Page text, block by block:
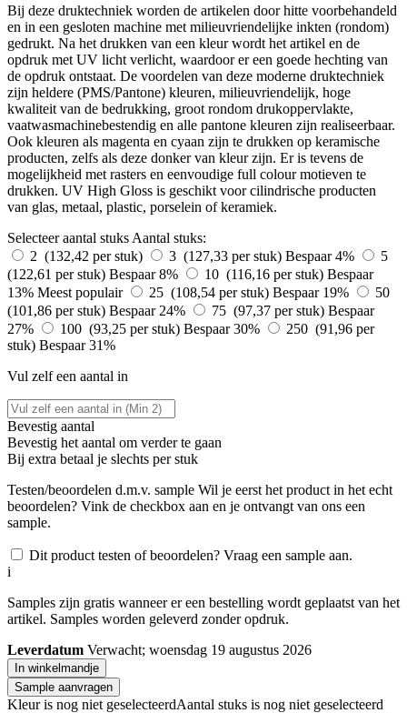
Bij deze druktechniek worden de artikelen door hitte voorbehandeld
en in een gesloten machine met milieuvriendelijke inkten (rondom)
gedrukt. Na het drukken van een kleur wordt het artikel en de
opdruk met UV licht verlicht, waardoor er een goede hechting van
de opdruk ontstaat. De voordelen van deze moderne druktechniek
zijn heldere (PMS/Pantone) kleuren, milieuvriendelijk, hoge
kwaliteit van de bedrukking, groot rondom drukoppervlakte,
vaatwasmachinebestendig en alle pantone kleuren zijn realiseerbaar.
Ook kleuren als magenta en cyaan zijn te drukken op keramische
producten, zelfs als deze donker van kleur zijn. Er is tevens de
mogelijkheid met rasters en eenvoudige full colour motieven te
drukken. UV High Gloss is geschikt voor cilindrische producten
van glas, metaal, plastic, porselein of keramiek.
Selecteer aantal stuks Aantal stuks:
2 (132,42 per stuk)
3 (127,33 per stuk) Bespaar 4%
5
(122,61 per stuk) Bespaar 8% 10 (116,16 per stuk) Bespaar
13% Meest populair 25 (108,54 per stuk) Bespaar 19%
50
(101,86 per stuk) Bespaar 24% 75 (97,37 per stuk) Bespaar
27%
100 (93,25 per stuk) Bespaar 30%
250 (91,96 per
stuk) Bespaar 31%
Vul zelf een aantal in
Bevestig aantal
Bevestig het aantal om verder te gaan
Bij extra betaal je slechts per stuk
Testen/beoordelen d.m.v. sample Wil je eerst het product in het echt
beoordelen? Vink de checkbox aan en je ontvangt van ons een
sample.
Dit product testen of beoordelen? Vraag een sample aan.
i
Samples zijn gratis wanneer er een bestelling wordt geplaatst van het
artikel. Samples worden geleverd zonder opdruk.
Leverdatum Verwacht; woensdag 19 augustus 2026
In winkelmandje
Sample aanvragen
Kleur is nog niet geselecteerdAantal stuks is nog niet geselecteerd